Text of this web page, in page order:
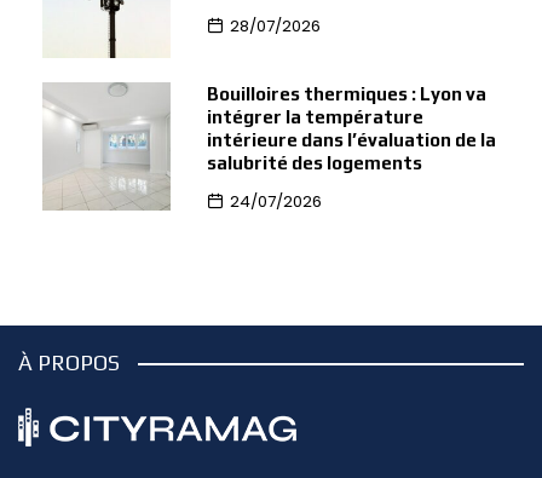
28/07/2026
Bouilloires thermiques : Lyon va
intégrer la température
intérieure dans l’évaluation de la
salubrité des logements
24/07/2026
À PROPOS